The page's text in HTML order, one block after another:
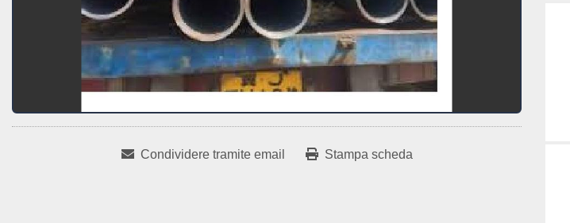
Condividere tramite email Stampa scheda